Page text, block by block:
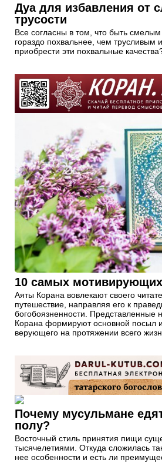
Дуа для избавления от
трусости
Все согласны в том, что быть
гораздо похвальнее, чем
приобрести эти похвальные
10 самых
Аяты Корана вовлекают своего
путешествие, направляя его к
богобоязненности. Представленные
Корана формируют основной посыл
верующего на протяжении всего
Почему мусульмане
полу?
Восточный стиль принятия пищи
тысячелетиями. Откуда сложилась
нее особенности и есть ли